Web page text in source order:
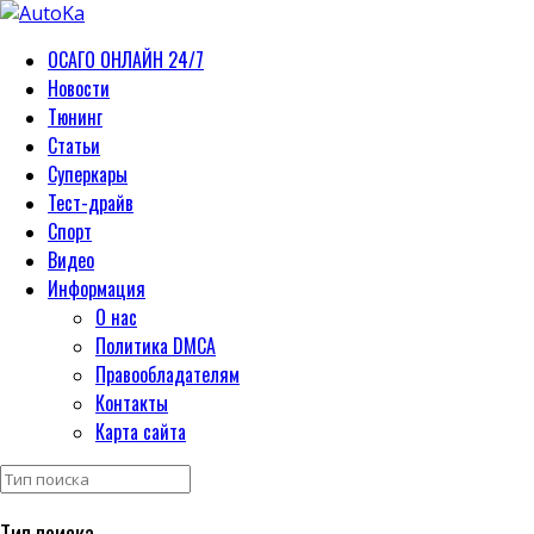
ОСАГО ОНЛАЙН 24/7
Новости
Тюнинг
Статьи
Суперкары
Тест-драйв
Спорт
Видео
Информация
О нас
Политика DMCA
Правообладателям
Контакты
Карта сайта